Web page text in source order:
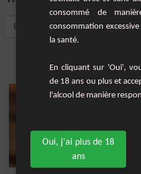
consommé de
consommation
la santé.
En cliquant sur 'Oui',
de 18 ans ou plus et
l'alcool de manière
Oui, j'ai plus de 18
ans